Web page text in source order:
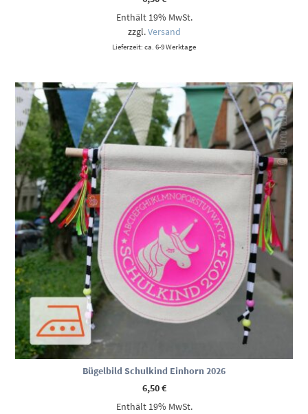
Enthält 19% MwSt.
zzgl.Versand
Lieferzeit: ca. 6-9 Werktage
Bügelbild Schulkind Einhorn 2026
6,50€
Enthält 19% MwSt.